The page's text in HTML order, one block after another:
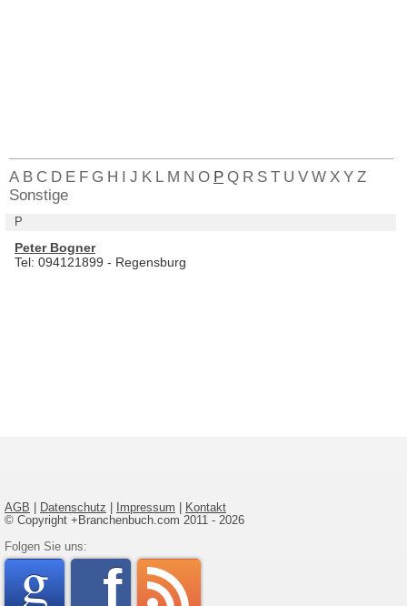
A B C D E F G H I J K L M N O P Q R S T U V W X Y Z
Sonstige
P
Peter Bogner
Tel: 094121899 - Regensburg
AGB Datenschutz Impressum
Kontakt
© Copyright +Branchenbuch.com 2011 - 2026
Folgen Sie uns:
google